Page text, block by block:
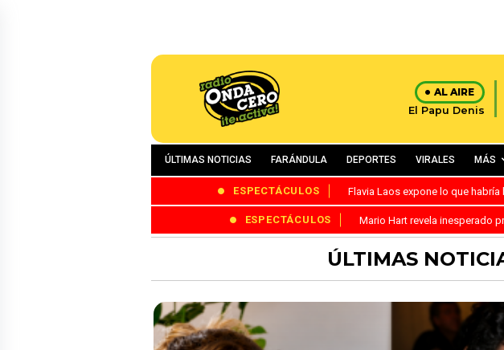
AL AIRE
El Papu Denis
ÚLTIMAS NOTICIAS FARÁNDULA DEPORTES VIRALES MÁS
ESPECTÁCULOS Flavia Laos expone lo que
ESPECTÁCULOS Mario Hart revela inesperado
ÚLTIMAS